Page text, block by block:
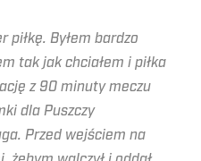
piłkę. Byłem bardzo
tak jak chciałem i piłka
z 90 minuty meczu
dla Puszczy
Przed wejściem na